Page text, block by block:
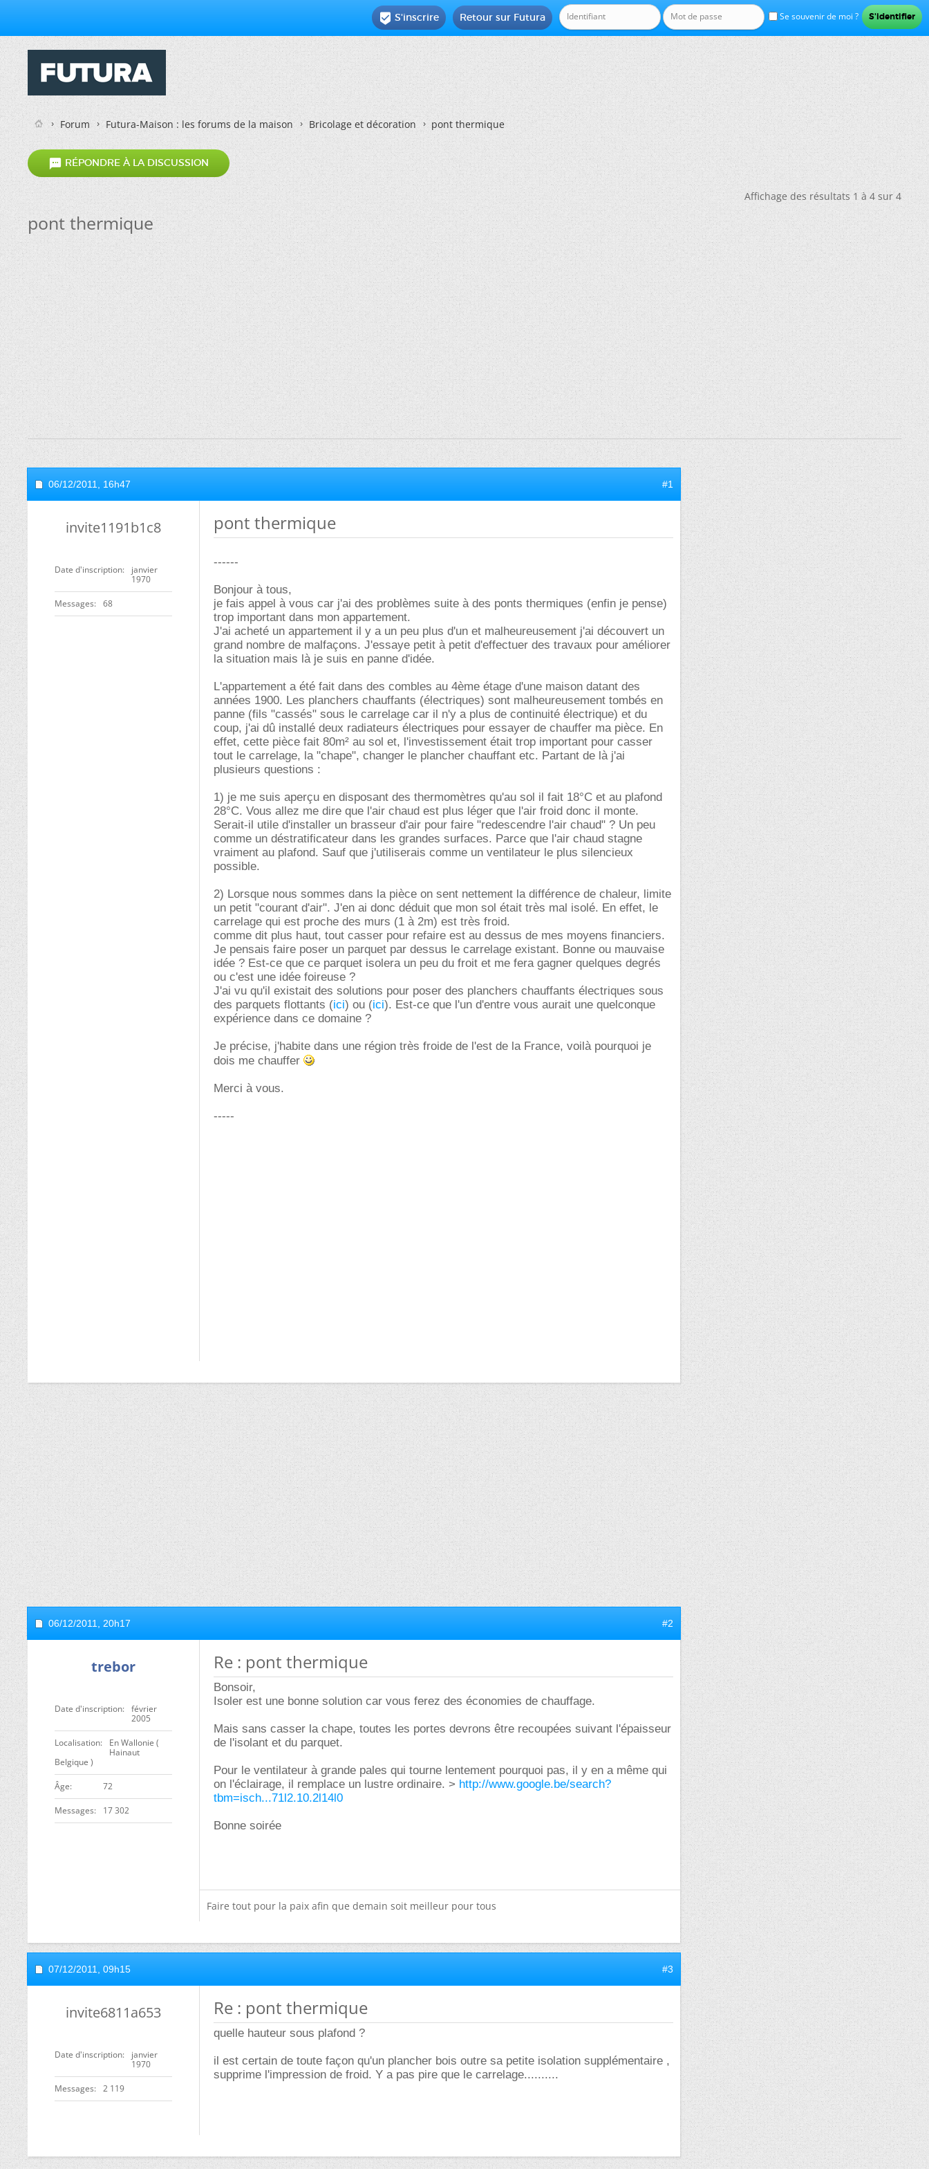
Se souvenir de moi ?
Retour sur Futura
 S'inscrire
Forum Futura-Maison : les forums de la maison Bricolage et décoration pont thermique
 RÉPONDRE À LA DISCUSSION
Affichage des résultats 1 à 4 sur 4
pont thermique
06/12/2011, 16h47 #1
invite1191b1c8
Date d'inscription
janvier
1970
Messages 68
pont thermique
------
Bonjour à tous,
je fais appel à vous car j'ai des problèmes suite à des ponts thermiques (enfin je pense)
trop important dans mon appartement.
J'ai acheté un appartement il y a un peu plus d'un et malheureusement j'ai découvert un
grand nombre de malfaçons. J'essaye petit à petit d'effectuer des travaux pour améliorer
la situation mais là je suis en panne d'idée.
L'appartement a été fait dans des combles au 4ème étage d'une maison datant des
années 1900. Les planchers chauffants (électriques) sont malheureusement tombés en
panne (fils "cassés" sous le carrelage car il n'y a plus de continuité électrique) et du
coup, j'ai dû installé deux radiateurs électriques pour essayer de chauffer ma pièce. En
effet, cette pièce fait 80m² au sol et, l'investissement était trop important pour casser
tout le carrelage, la "chape", changer le plancher chauffant etc. Partant de là j'ai
plusieurs questions :
1) je me suis aperçu en disposant des thermomètres qu'au sol il fait 18°C et au plafond
28°C. Vous allez me dire que l'air chaud est plus léger que l'air froid donc il monte.
Serait-il utile d'installer un brasseur d'air pour faire "redescendre l'air chaud" ? Un peu
comme un déstratificateur dans les grandes surfaces. Parce que l'air chaud stagne
vraiment au plafond. Sauf que j'utiliserais comme un ventilateur le plus silencieux
possible.
2) Lorsque nous sommes dans la pièce on sent nettement la différence de chaleur, limite
un petit "courant d'air". J'en ai donc déduit que mon sol était très mal isolé. En effet, le
carrelage qui est proche des murs (1 à 2m) est très froid.
comme dit plus haut, tout casser pour refaire est au dessus de mes moyens financiers.
Je pensais faire poser un parquet par dessus le carrelage existant. Bonne ou mauvaise
idée ? Est-ce que ce parquet isolera un peu du froit et me fera gagner quelques degrés
ou c'est une idée foireuse ?
J'ai vu qu'il existait des solutions pour poser des planchers chauffants électriques sous
des parquets flottants (ici) ou (ici). Est-ce que l'un d'entre vous aurait une quelconque
expérience dans ce domaine ?
Je précise, j'habite dans une région très froide de l'est de la France, voilà pourquoi je
dois me chauffer
Merci à vous.
-----
06/12/2011, 20h17 #2
trebor
Date d'inscription
février
2005
Localisation
En Wallonie (
Hainaut
Belgique )
ge 72
Messages 17 302
Re : pont thermique
Bonsoir,
Isoler est une bonne solution car vous ferez des économies de chauffage.
Mais sans casser la chape, toutes les portes devrons être recoupées suivant l'épaisseur
de l'isolant et du parquet.
Pour le ventilateur à grande pales qui tourne lentement pourquoi pas, il y en a même qui
on l'éclairage, il remplace un lustre ordinaire. > http://www.google.be/search?
tbm=isch...71l2.10.2l14l0
Bonne soirée
Faire tout pour la paix afin que demain soit meilleur pour tous
07/12/2011, 09h15 #3
invite6811a653
Date d'inscription
janvier
1970
Messages 2 119
Re : pont thermique
quelle hauteur sous plafond ?
il est certain de toute façon qu'un plancher bois outre sa petite isolation supplémentaire ,
supprime l'impression de froid. Y a pas pire que le carrelage..........